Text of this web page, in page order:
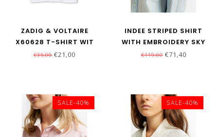
ZADIG & VOLTAIRE
X60628 T-SHIRT WIT
€35,00 €21,00
INDEE STRIPED SHIRT
WITH EMBROIDERY SKY
BLUE
€119,00€71,40
SALE-40% SALE-40%